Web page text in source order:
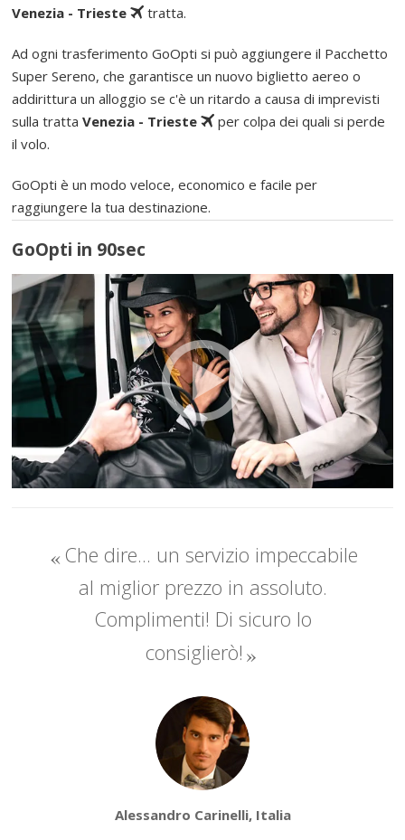
Venezia - Trieste
tratta.
Ad ogni trasferimento GoOpti si può aggiungere il Pacchetto
Super Sereno, che garantisce un nuovo biglietto aereo o
addirittura un alloggio se c'è un ritardo a causa di imprevisti
sulla trattaVenezia - Trieste
per colpa dei quali si perde
il volo.
GoOpti è un modo veloce, economico e facile per
raggiungere la tua destinazione.
GoOpti in 90sec
Che dire... un servizio impeccabile
al miglior prezzo in assoluto.
Complimenti! Di sicuro lo
consiglierò!
Alessandro Carinelli, Italia